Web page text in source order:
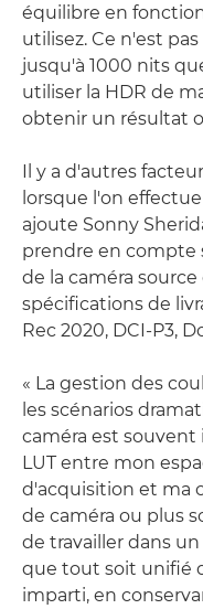
équilibre en
utilisez. Ce n'est
jusqu'à 1000 nits
utiliser la HDR de
obtenir un résultat
Il y a d'autres
lorsque l'on
ajoute Sonny
prendre en compte
de la caméra
spécifications de
Rec 2020, DCI-P3,
« La gestion des
les scénarios
caméra est souvent
LUT entre mon
d'acquisition et ma
de caméra ou plus
de travailler dans
que tout soit unifié
imparti, en